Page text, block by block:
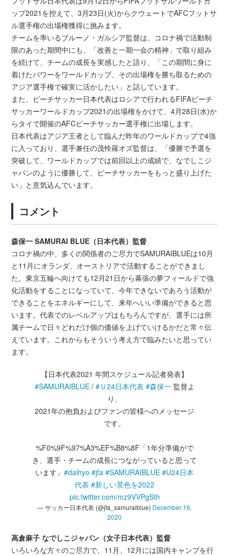
ップ2021を控えて、3月23日(火)からクウェートでAFCフットサ
ル選手権の出場権獲得に挑みます。
チームを率いるブルーノ・ガルシア監督は、コロナ禍で活動制
限のあった期間中にも、「改善と一期一会の精神」で取り組み
を続けて、チームの成長を実感したと語り、「この期間に身に
着けたパワーをワールドカップ、その出場権を勝ち取るための
アジア選手権で確実に活かしたい」と話しています。
また、ビーチサッカー日本代表はロシアで行われるFIFAビーチ
サッカーワールドカップ2021の出場権をかけて、4月28日(水)か
らタイで開催のAFCビーチサッカー選手権に出場します。
日本代表はアジア王者として臨んだ昨年のワールドカップで4強
に入っており、選手兼任の茂怜羅オズ監督は、「優勝で予選を
突破して、ワールドカップでは前回以上の成績で、なでしこジ
ャパンのように優勝して、ビーチサッカーをもっと盛り上げた
い」と意気込んでいます。
コメント
森保一 SAMURAI BLUE（日本代表）監督
コロナ禍の中、多くの関係者のご尽力でSAMURAIBLUEは10月
と11月にオランダ、オーストリアで活動することができまし
た。東京五輪へ向けても12月21日から幕張の夢フィールドで強
化活動をすることになっていて、今年できないであろう活動が
できることをエネルギーにして、来年へいい準備ができると思
います。代表でのレベルアップはもちろんですが、選手には所
属チームで日々どれだけ個の価値を上げていけるかだと常々伝
えています。これからもそういう考え方で臨みたいと思ってい
ます。
【日本代表2021 年間スケジュール記者発表】
#SAMURAIBLUE/ #Ｕ24日本代表 #森保一監督よ
り、
2021年の抱負およびファンの皆様へのメッセージ
です。
%F0%9F%97%A3%EF%B8%8F「1年分準備がで
き、選手・チームの成長につながっていると思って
います」 #daihyo #jfa #SAMURAIBLUE #U24日本
代表 #新しい景色を2022
pic.twitter.com/mz9VVPgSth
— サッカー日本代表 (@jfa_samuraiblue) December 16,
2020
高倉麻子 なでしこジャパン（女子日本代表）監督
いろいろな方々のご尽力で、11月、12月には国内キャンプを行